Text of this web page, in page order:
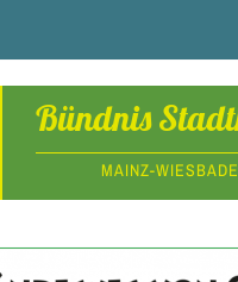
Bündnis
MAINZ-